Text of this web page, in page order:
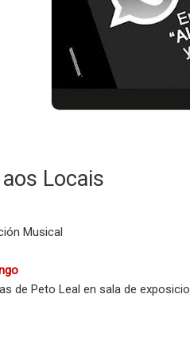
Locais
Musical
de Peto Leal en sala de